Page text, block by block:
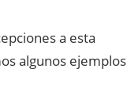
a esta
algunos ejemplos